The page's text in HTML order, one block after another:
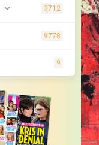
3712
9778
9